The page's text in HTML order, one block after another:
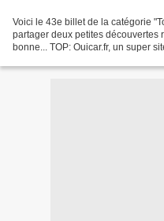
Voici le 43e billet de la catégorie
partager deux petites découvertes
bonne... TOP: Ouicar.fr, un super